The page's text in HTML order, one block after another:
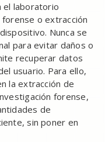
el laboratorio
o extracción
Nunca se
para evitar daños o
recuperar datos
usuario. Para ello,
la extracción de
forense,
de
sin poner en